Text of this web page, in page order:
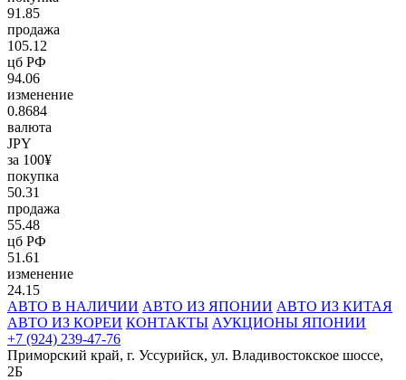
91.85
продажа
105.12
цб РФ
94.06
изменение
0.8684
валюта
JPY
за 100¥
покупка
50.31
продажа
55.48
цб РФ
51.61
изменение
24.15
АВТО В НАЛИЧИИ АВТО ИЗ ЯПОНИИ АВТО ИЗ КИТАЯ
АВТО ИЗ КОРЕИ КОНТАКТЫ АУКЦИОНЫ ЯПОНИИ
+7 (924) 239-47-76
Приморский край, г. Уссурийск, ул. Владивостокское шоссе,
2Б